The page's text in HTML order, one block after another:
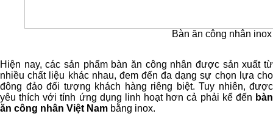
Bàn ăn công nhân
Hiện nay, các sản phẩm bàn ăn công nhân được sản xuất từ
nhiều chất liệu khác nhau, đem đến đa dạng sự chọn lựa cho
đông đảo đối tượng khách hàng riêng biệt. Tuy nhiên, được
yêu thích với tính ứng dụng linh hoạt hơn cả phải kể đến bàn
ăn công nhân Việt Nam bằng inox.